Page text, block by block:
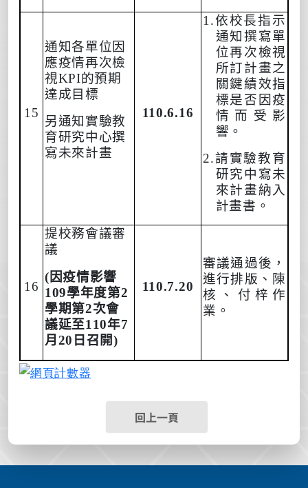
15
通知各單位因
應疫情再次檢
視KPI的預期
達成目標
另通知實驗教
育研究中心撰
寫未來計畫
110.6.16
1.依校長指示
通知撰寫單
位再次檢視
所訂計畫之
關鍵績效指
標是否因疫
情而 受影
響。
2.請實驗教育
研究中寫未
來計畫納入
計畫書。
16
提校務會議審
議
(因疫情影響
109學年度第2
學期第2次會
議延至110年7
月 20 日召開)
110.7.20
審議通過後，
進行排版、陳
核、付梓作
業。
回上一頁